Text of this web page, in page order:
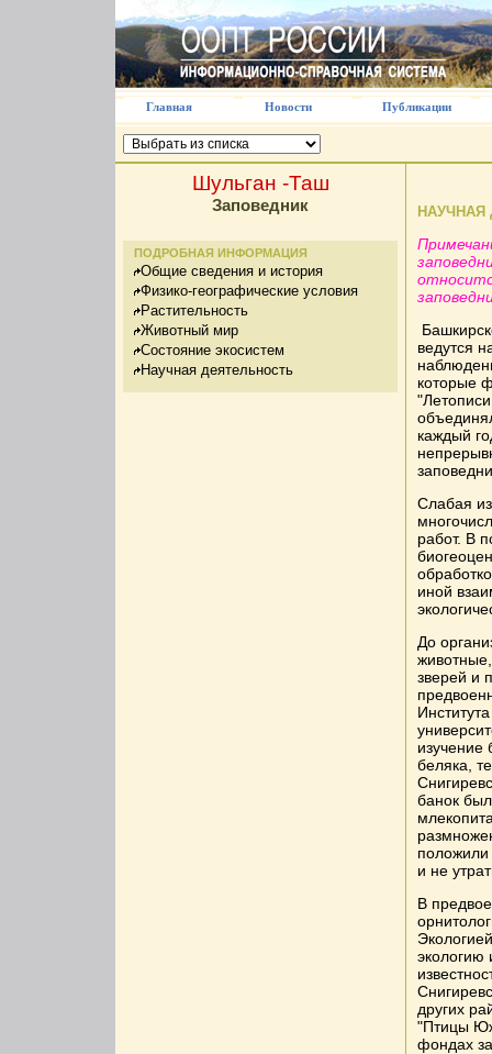
Главная Новости Публикации
Шульган -Таш
Заповедник
ПОДРОБНАЯ ИНФОРМАЦИЯ
Общие сведения и история
Физико-географические условия
Растительность
Животный мир
Состояние экосистем
Научная деятельность
НАУЧНАЯ
ведутся
которые
каждый
Слабая
работ. В
иной
До
зверей и
изучение
беляка,
банок
положили
и не
В
экологию
других
"Птицы
фондах